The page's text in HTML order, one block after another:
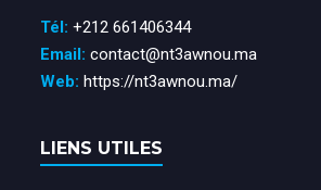
Tél: +212 661406344
Email: contact@nt3awnou.ma
Web: https://nt3awnou.ma/
LIENS UTILES